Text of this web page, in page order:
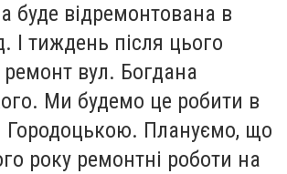
буде відремонтована в
І тиждень після цього
вул. Богдана
Ми будемо це робити в
Городоцькою. Плануємо, що
року ремонтні роботи на